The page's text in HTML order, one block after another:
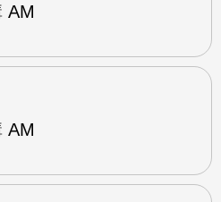
AM
AM